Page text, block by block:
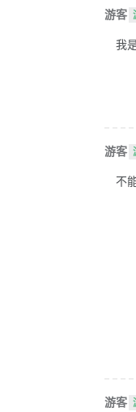
游客
我
游客
不
游客